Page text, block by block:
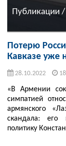
Публикации
Потерю
Кавказе уже
28.10.2022
«В Армении
симпатией
армянского
скандала: его
политику